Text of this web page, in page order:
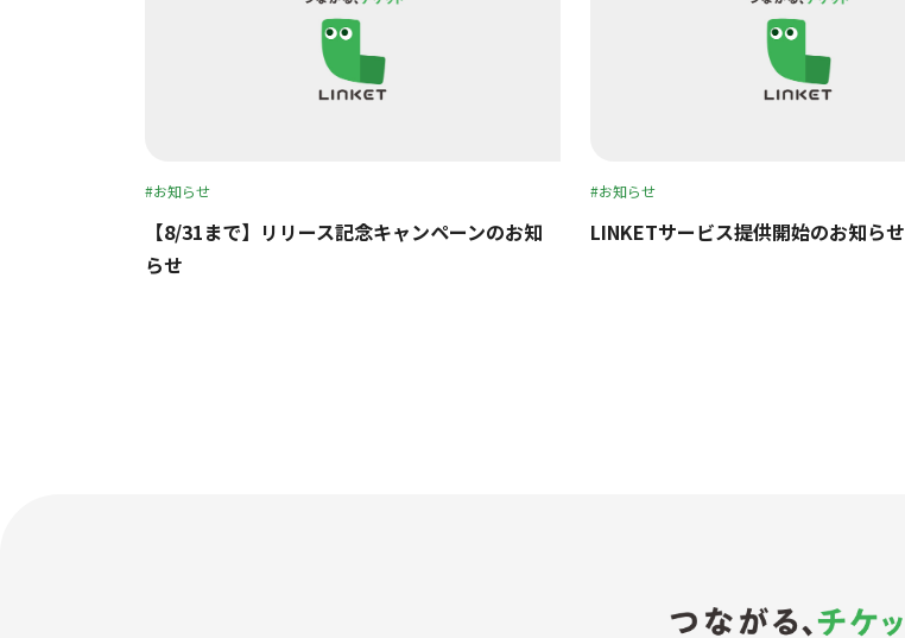
お知らせ
【8/31まで】リリース記念キャンペーンのお知
らせ
お知らせ
LINKETサービス提供開始のお知らせ